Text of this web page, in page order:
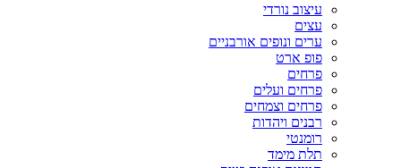
עיצוב נורדי
עצים
ערים ונופים אורבניים
פופ ארט
פרחים
פרחים ועלים
פרחים וצמחים
רבנים ויהדות
רומנטי
תלת מימד